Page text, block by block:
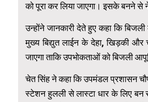
को पूरा कर लिया जाएगा। इसके बनने से
उन्होंने जानकारी देते हुए कहा कि
मुख्य बिद्युत लाईन के देहा, खिड़की और
जाएगा ताकि उपभोकताओं को बिजली
चेत सिंह ने कहा कि उपमंडल प्रशासन
स्टेशन हुलली से लास्टा धार के लिए बन